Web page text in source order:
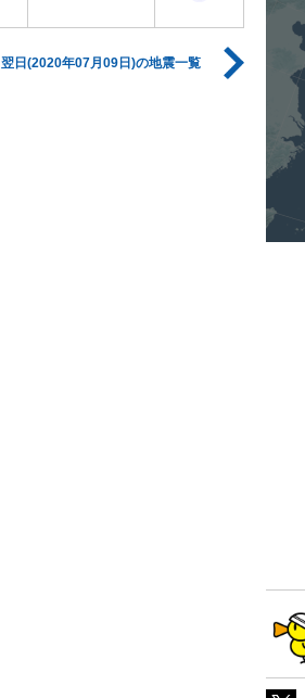
翌日(2020年07月09日)の地震一覧